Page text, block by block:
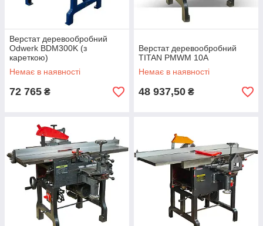
Верстат деревообробний
Odwerk BDM300K (з
кареткою)
Немає в наявності
72 765 ₴
Верстат деревообробний
ТITAN PMWM 10A
Немає в наявності
48 937,50 ₴